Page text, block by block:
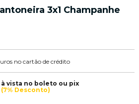
3x1 Champanhe
no cartão de crédito
à vista no boleto ou pix
(7% Desconto)